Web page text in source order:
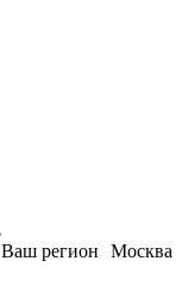
Москва
Ваш регион